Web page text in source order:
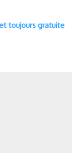
toujours gratuite